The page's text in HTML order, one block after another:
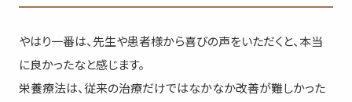
やはり一番は、先生や患者様から喜びの声をいただくと、本当
に良かったなと感じます。
栄養療法は、従来の治療だけではなかなか改善が難しかった